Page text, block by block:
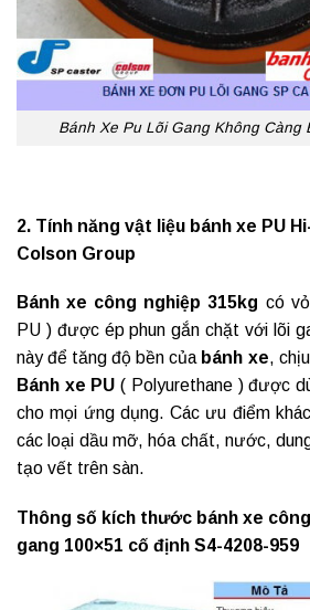
Bánh Xe Pu Lõi Gang Không Càng
2. Tính năng vật liệu bánh xe PU
Colson Group
Bánh xe công nghiệp 315kg có
PU ) được ép phun gắn chặt với lõi
này để tăng độ bền của bánh xe,
Bánh xe PU ( Polyurethane ) được
cho mọi ứng dụng. Các ưu điểm
các loại dầu mỡ, hóa chất, nước,
tạo vết trên sàn.
Thông số kích thước bánh xe
gang 100×51 cố định S4-4208-959